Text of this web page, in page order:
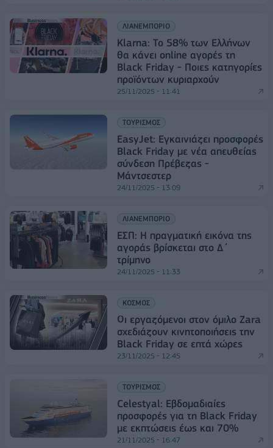
ΛΙΑΝΕΜΠΟΡΙΟ
Klarna: Το 58% των Ελλήνων
θα κάνει online αγορές τη
Black Friday - Ποιες κατηγορίες
προϊόντων κυριαρχούν
25/11/2025 - 11:41
ΤΟΥΡΙΣΜΟΣ
EasyJet: Εγκαινιάζει προσφορές
Black Friday με νέα απευθείας
σύνδεση Πρέβεζας -
Μάντσεστερ
24/11/2025 - 13:09
ΛΙΑΝΕΜΠΟΡΙΟ
ΕΣΠ: Η πραγματική εικόνα της
αγοράς βρίσκεται στο Δ΄
τρίμηνο
24/11/2025 - 11:33
ΚΟΣΜΟΣ
Οι εργαζόμενοι στον όμιλο Zara
σχεδιάζουν κινητοποιήσεις την
Black Friday σε επτά χώρες
23/11/2025 - 12:45
ΤΟΥΡΙΣΜΟΣ
Celestyal: Εβδομαδιαίες
προσφορές για τη Black Friday
με εκπτώσεις έως και 70%
21/11/2025 - 16:47